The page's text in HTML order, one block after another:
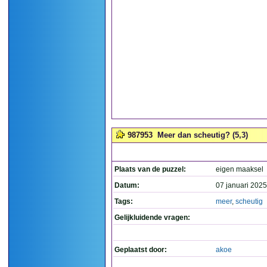
987953 Meer dan scheutig? (5,3)
Plaats van de puzzel:
eigen maaksel
Datum:
07 januari
Tags:
meer, scheutig
Gelijkluidende vragen:
Geplaatst door: akoe